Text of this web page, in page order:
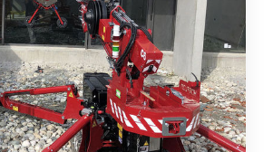
ACTUALITÉS
CONTACT
ETRE RAPPELÉ